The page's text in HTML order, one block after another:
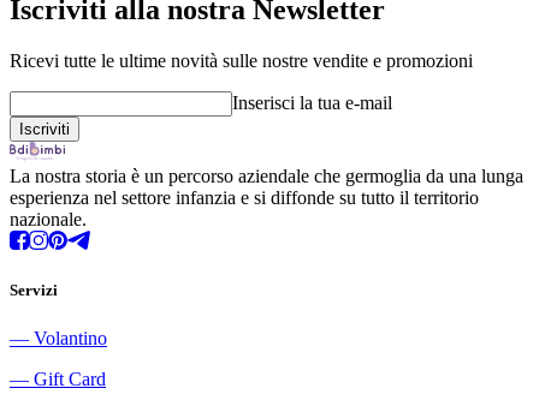
Iscriviti alla nostra Newsletter
Ricevi tutte le ultime novità sulle nostre vendite e promozioni
Inserisci la tua e-mail
La nostra storia è un percorso aziendale che germoglia da una lunga
esperienza nel settore infanzia e si diffonde su tutto il territorio
nazionale.
Servizi
― Volantino
― Gift Card